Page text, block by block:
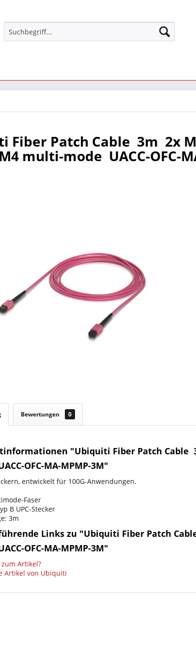
Fiber Patch Cable  3m  2x
multi-mode  UACC-OFC-
Bewertungen 0
"Ubiquiti Fiber Patch Cable 
OFC-MA-MPMP-3M"
entwickelt für 100G-Anwendungen.
Faser
B UPC-Stecker
3m
Links zu "Ubiquiti Fiber Patch Cable 
OFC-MA-MPMP-3M"
zum Artikel?
Artikel von Ubiquiti